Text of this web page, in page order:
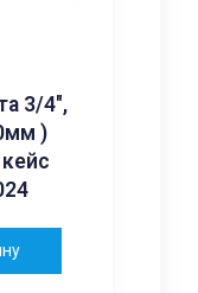
3/4″,
)